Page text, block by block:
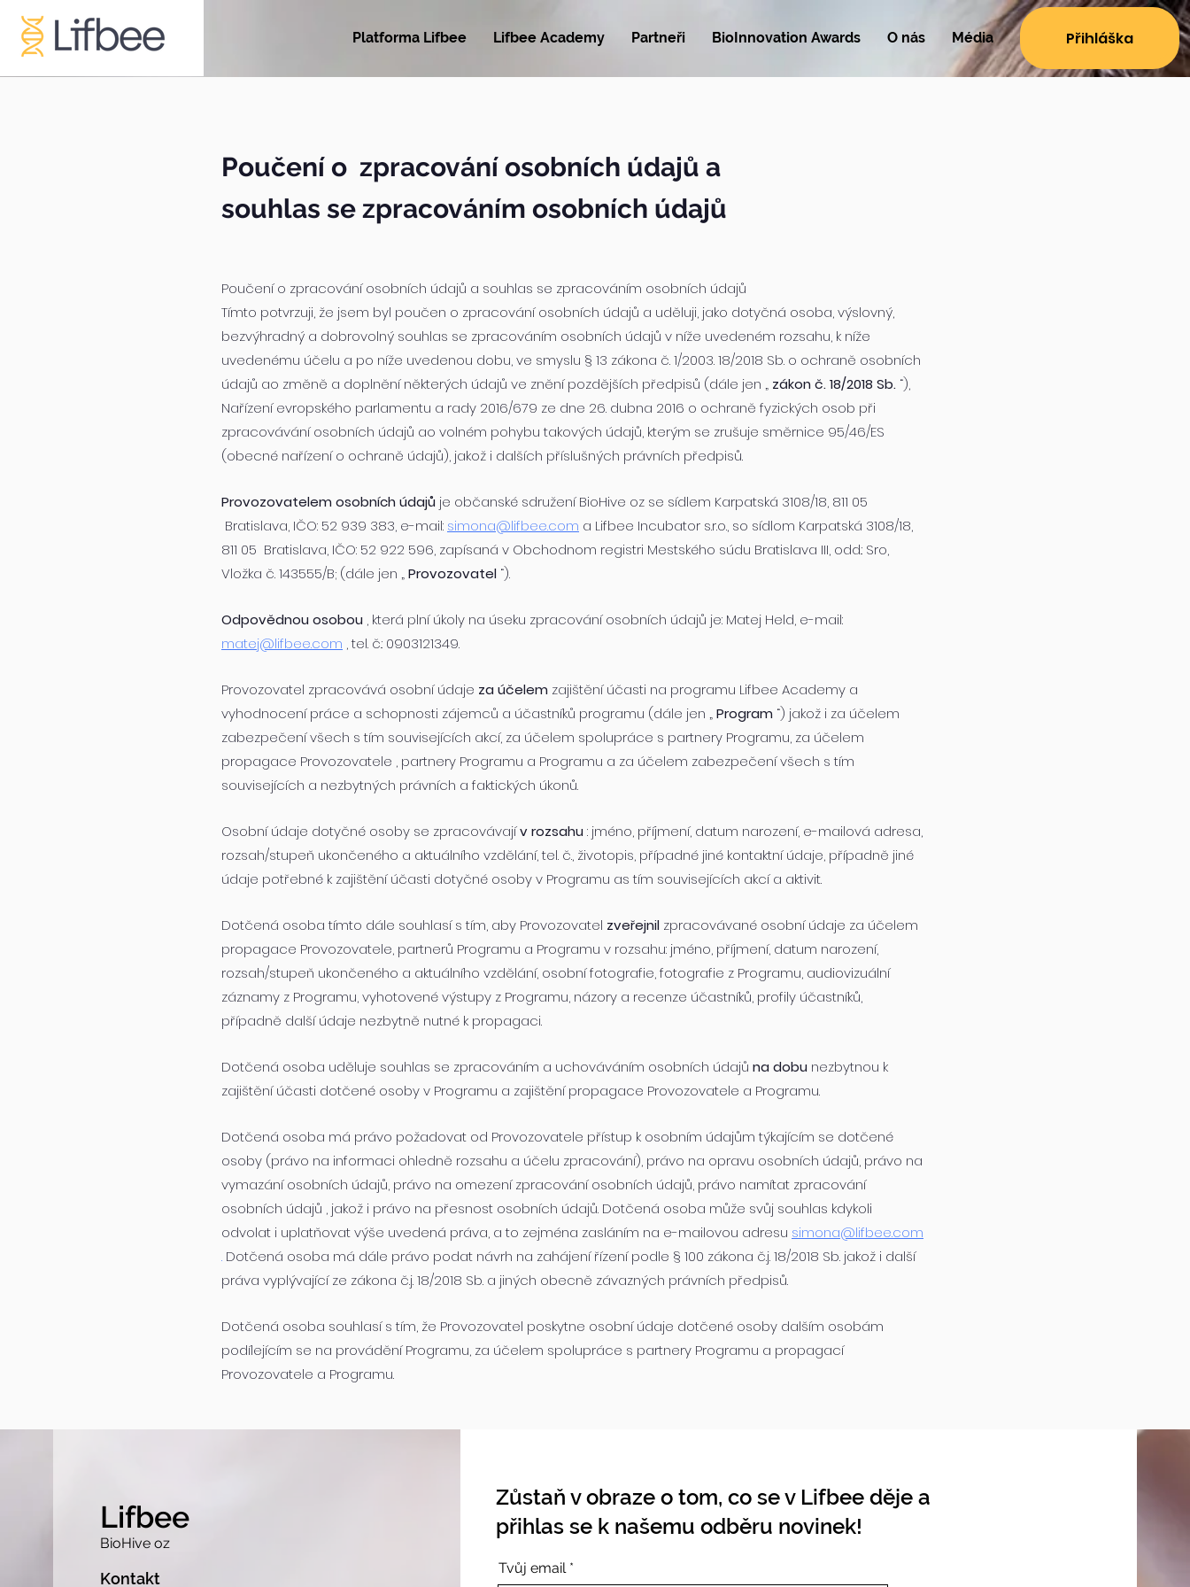
Platforma Lifbee Lifbee Academy Partneři BioInnovation Awards O nás Média Přihláška
Poučení o zpracování osobních údajů a
souhlas se zpracováním osobních údajů
Poučení o zpracování osobních údajů a souhlas se zpracováním osobních údajů
Tímto potvrzuji, že jsem byl poučen o zpracování osobních údajů a uděluji, jako dotyčná osoba, výslovný,
bezvýhradný a dobrovolný souhlas se zpracováním osobních údajů v níže uvedeném rozsahu, k níže
uvedenému účelu a po níže uvedenou dobu, ve smyslu § 13 zákona č. 1/2003. 18/2018 Sb. o ochraně osobních
údajů ao změně a doplnění některých údajů ve znění pozdějších předpisů (dále jen „ zákon č. 18/2018 Sb. “),
Nařízení evropského parlamentu a rady 2016/679 ze dne 26. dubna 2016 o ochraně fyzických osob při
zpracovávání osobních údajů ao volném pohybu takových údajů, kterým se zrušuje směrnice 95/46/ES
(obecné nařízení o ochraně údajů), jakož i dalších příslušných právních předpisů.
Provozovatelem osobních údajů je občanské sdružení BioHive oz se sídlem Karpatská 3108/18, 811 05
Bratislava, IČO: 52 939 383, e-mail: simona@lifbee.com a Lifbee Incubator s.r.o., so sídlom Karpatská 3108/18,
811 05 Bratislava, IČO: 52 922 596, zapísaná v Obchodnom registri Mestského súdu Bratislava III, odd.: Sro,
Vložka č. 143555/B; (dále jen „Provozovatel “).
Odpovědnou osobou , která plní úkoly na úseku zpracování osobních údajů je: Matej Held, e-mail:
matej@lifbee.com , tel. č.: 0903121349.
Provozovatel zpracovává osobní údaje za účelem zajištění účasti na programu Lifbee Academy a
vyhodnocení práce a schopnosti zájemců a účastníků programu (dále jen „Program “) jakož i za účelem
zabezpečení všech s tím souvisejících akcí, za účelem spolupráce s partnery Programu, za účelem
propagace Provozovatele , partnery Programu a Programu a za účelem zabezpečení všech s tím
souvisejících a nezbytných právních a faktických úkonů.
Osobní údaje dotyčné osoby se zpracovávajív rozsahu : jméno, příjmení, datum narození, e-mailová adresa,
rozsah/stupeň ukončeného a aktuálního vzdělání, tel. č., životopis, případné jiné kontaktní údaje, případně jiné
údaje potřebné k zajištění účasti dotyčné osoby v Programu as tím souvisejících akcí a aktivit.
Dotčená osoba tímto dále souhlasí s tím, aby Provozovatel zveřejnil zpracovávané osobní údaje za účelem
propagace Provozovatele, partnerů Programu a Programu v rozsahu: jméno, příjmení, datum narození,
rozsah/stupeň ukončeného a aktuálního vzdělání, osobní fotografie, fotografie z Programu, audiovizuální
záznamy z Programu, vyhotovené výstupy z Programu, názory a recenze účastníků, profily účastníků,
případně další údaje nezbytně nutné k propagaci.
Dotčená osoba uděluje souhlas se zpracováním a uchováváním osobních údajů na dobu nezbytnou k
zajištění účasti dotčené osoby v Programu a zajištění propagace Provozovatele a Programu.
Dotčená osoba má právo požadovat od Provozovatele přístup k osobním údajům týkajícím se dotčené
osoby (právo na informaci ohledně rozsahu a účelu zpracování), právo na opravu osobních údajů, právo na
vymazání osobních údajů, právo na omezení zpracování osobních údajů, právo namítat zpracování
osobních údajů , jakož i právo na přesnost osobních údajů. Dotčená osoba může svůj souhlas kdykoli
odvolat i uplatňovat výše uvedená práva, a to zejména zasláním na e-mailovou adresu simona@lifbee.com
. Dotčená osoba má dále právo podat návrh na zahájení řízení podle § 100 zákona č.j. 18/2018 Sb. jakož i další
práva vyplývající ze zákona č.j. 18/2018 Sb. a jiných obecně závazných právních předpisů.
Dotčená osoba souhlasí s tím, že Provozovatel poskytne osobní údaje dotčené osoby dalším osobám
podílejícím se na provádění Programu, za účelem spolupráce s partnery Programu a propagací
Provozovatele a Programu.
Lifbee
BioHive oz
Kontakt
Zůstaň v obraze o tom, co se v Lifbee děje a
přihlas se k našemu odběru novinek!
Tvůj email